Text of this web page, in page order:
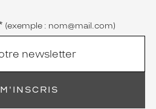
(exemple : nom@mail.com)